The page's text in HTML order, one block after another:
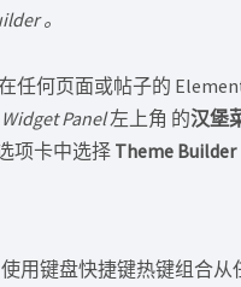
。
任何页面或帖子的
Widget Panel左上角 的汉堡
项卡中选择 Theme Builder
用键盘快捷键热键组合从